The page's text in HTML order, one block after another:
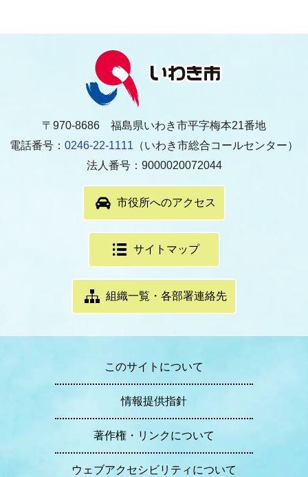
〒970-8686 福島県いわき市平字梅本21番地
電話番号： 0246-22-1111 （いわき市総合コールセンター）
法人番号：9000020072044
市役所へのアクセス
サイトマップ
組織一覧・各部署連絡先
このサイトについて
情報提供指針
著作権・リンクについて
ウェブアクセシビリティについて